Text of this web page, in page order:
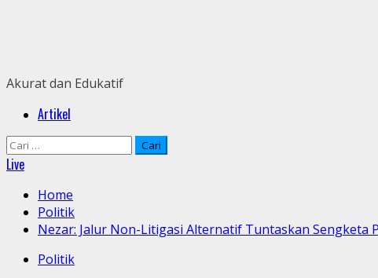
Akurat dan Edukatif
PrimaryArtikel
Cari
untuk:
Live
Home
Politik
Nezar: Jalur Non-Litigasi Alternatif Tuntaskan Sengketa
Politik